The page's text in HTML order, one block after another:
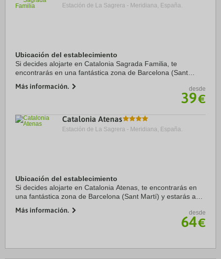
Estación de La Sagrera - Meridiana, España.
Ubicación del establecimiento
Si decides alojarte en Catalonia Sagrada Familia, te
encontrarás en una fantástica zona de Barcelona (Sant
Sagrada Familia y Plaza de Catalunya. ...
Más información. desde
39€
Catalonia Atenas
Estación de La Sagrera - Meridiana, España.
Ubicación del establecimiento
Si decides alojarte en Catalonia Atenas, te encontrarás en
una fantástica zona de Barcelona (Sant Martí) y estarás a
Plaza de Catalunya. Además, este ...
Más información. desde
64€